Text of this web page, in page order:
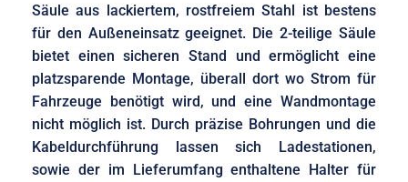
Säule aus lackiertem, rostfreiem Stahl ist bestens
für den Außeneinsatz geeignet. Die 2-teilige Säule
bietet einen sicheren Stand und ermöglicht eine
platzsparende Montage, überall dort wo Strom für
Fahrzeuge benötigt wird, und eine Wandmontage
nicht möglich ist. Durch präzise Bohrungen und die
Kabeldurchführung lassen sich Ladestationen,
sowie der im Lieferumfang enthaltene Halter für